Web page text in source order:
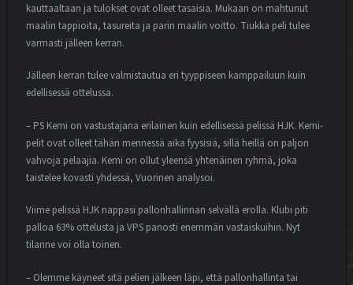
kauttaaltaan ja tulokset ovat olleet tasaisia. Mukaan on mahtunut
maalin tappioita, tasureita ja parin maalin voitto. Tiukka peli tulee
varmasti jälleen kerran.
Jälleen kerran tulee valmistautua eri tyyppiseen kamppailuun kuin
edellisessä ottelussa.
– PS Kemi on vastustajana erilainen kuin edellisessä pelissä HJK. Kemi-
pelit ovat olleet tähän mennessä aika fyysisiä, sillä heillä on paljon
vahvoja pelaajia. Kemi on ollut yleensä yhtenäinen ryhmä, joka
taistelee kovasti yhdessä, Vuorinen analysoi.
Viime pelissä HJK nappasi pallonhallinnan selvällä erolla. Klubi piti
palloa 63% ottelusta ja VPS panosti enemmän vastaiskuihin. Nyt
tilanne voi olla toinen.
– Olemme käyneet sitä pelien jälkeen läpi, että pallonhallinta tai